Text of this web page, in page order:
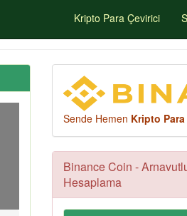
Kripto Para Çevirici
Sende Hemen Kripto Para
Binance Coin -
Hesaplama